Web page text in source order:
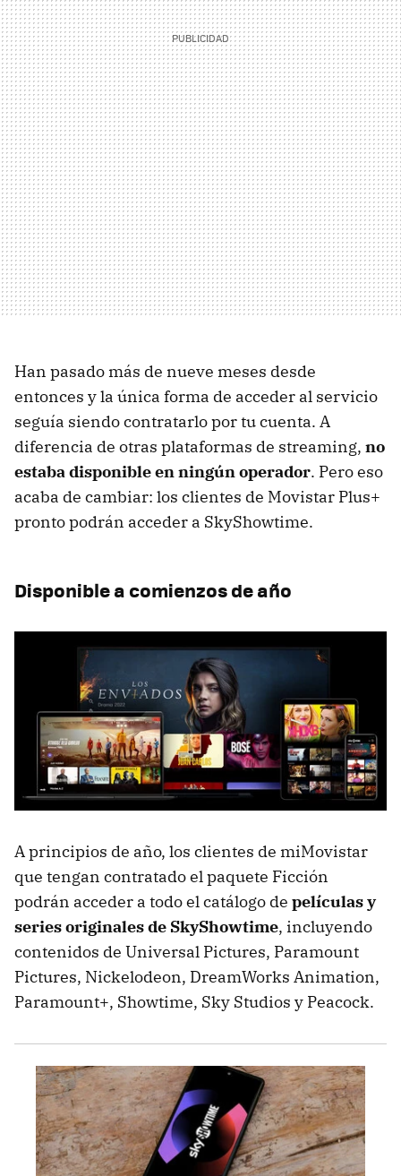
Han pasado más de nueve meses desde
entonces y la única forma de acceder al servicio
seguía siendo contratarlo por tu cuenta. A
diferencia de otras plataformas de streaming, no
estaba disponible en ningún operador. Pero eso
acaba de cambiar: los clientes de Movistar Plus+
pronto podrán acceder a SkyShowtime.
Disponible a comienzos de año
A principios de año, los clientes de miMovistar
que tengan contratado el paquete Ficción
podrán acceder a todo el catálogo de películas y
series originales de SkyShowtime, incluyendo
contenidos de Universal Pictures, Paramount
Pictures, Nickelodeon, DreamWorks Animation,
Paramount+, Showtime, Sky Studios y Peacock.